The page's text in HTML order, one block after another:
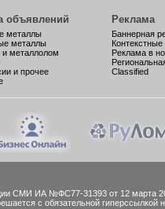
объявлений
металлы
металлы
металлолом
и прочее
Реклама
Баннерная
Реклама в
Classified
СМИ ИА №ФС77-31393 от 12 марта
с обязательной гиперссылкой